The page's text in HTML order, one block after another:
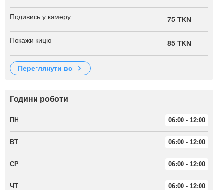
Подивись у камеру 75 TKN
Покажи кицю 85 TKN
переглянути всі
Години роботи
ПН 06:00 - 12:00
ВТ 06:00 - 12:00
СР 06:00 - 12:00
ЧТ 06:00 - 12:00